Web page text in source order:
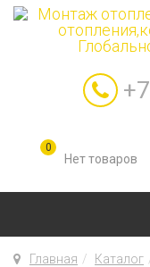
0
Главная Каталог